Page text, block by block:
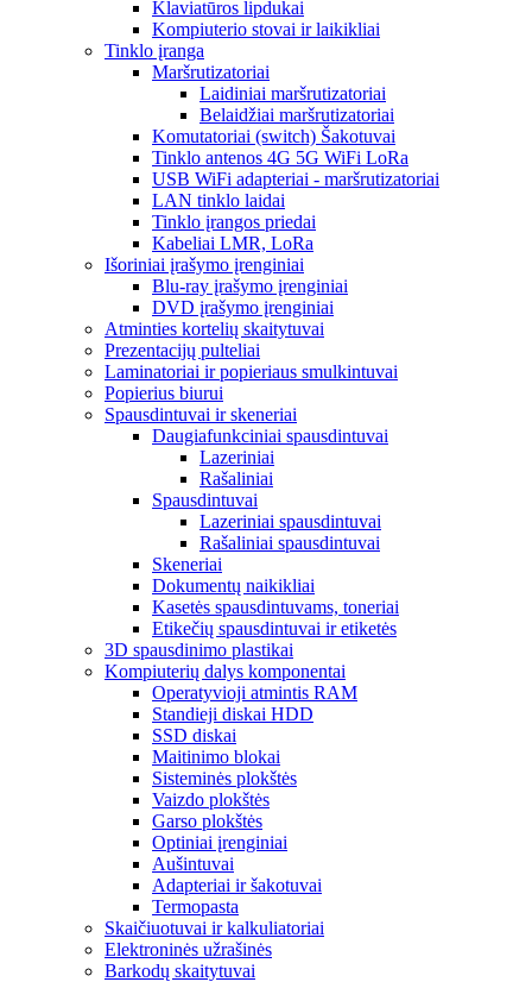
Klaviatūros lipdukai
Kompiuterio stovai ir laikikliai
Tinklo įranga
Maršrutizatoriai
Laidiniai maršrutizatoriai
Belaidžiai maršrutizatoriai
Komutatoriai (switch) Šakotuvai
Tinklo antenos 4G 5G WiFi LoRa
USB WiFi adapteriai - maršrutizatoriai
LAN tinklo laidai
Tinklo įrangos priedai
Kabeliai LMR, LoRa
Išoriniai įrašymo įrenginiai
Blu-ray įrašymo įrenginiai
DVD įrašymo įrenginiai
Atminties kortelių skaitytuvai
Prezentacijų pulteliai
Laminatoriai ir popieriaus smulkintuvai
Popierius biurui
Spausdintuvai ir skeneriai
Daugiafunkciniai spausdintuvai
Lazeriniai
Rašaliniai
Spausdintuvai
Lazeriniai spausdintuvai
Rašaliniai spausdintuvai
Skeneriai
Dokumentų naikikliai
Kasetės spausdintuvams, toneriai
Etikečių spausdintuvai ir etiketės
3D spausdinimo plastikai
Kompiuterių dalys komponentai
Operatyvioji atmintis RAM
Standieji diskai HDD
SSD diskai
Maitinimo blokai
Sisteminės plokštės
Vaizdo plokštės
Garso plokštės
Optiniai įrenginiai
Aušintuvai
Adapteriai ir šakotuvai
Termopasta
Skaičiuotuvai ir kalkuliatoriai
Elektroninės užrašinės
Barkodų skaitytuvai